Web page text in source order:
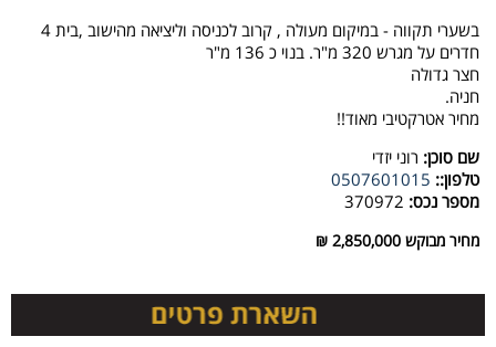
בשערי תקווה - במיקום מעולה , קרוב לכניסה וליציאה מהישוב ,בית 4
חדרים על מגרש 320 מ"ר. בנוי כ 136 מ"ר
חצר גדולה
חניה.
מחיר אטרקטיבי מאוד!!
שם סוכן: רוני יזדי
טלפון:: 0507601015
מספר נכס: 370972
מחיר מבוקש 2,850,000 ₪